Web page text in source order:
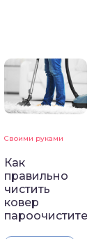
Своими руками
Как
правильно
чистить
ковер